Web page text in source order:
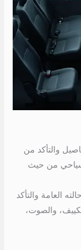
والتأكد من
من حيث
العامة والتأكد
والصوت،